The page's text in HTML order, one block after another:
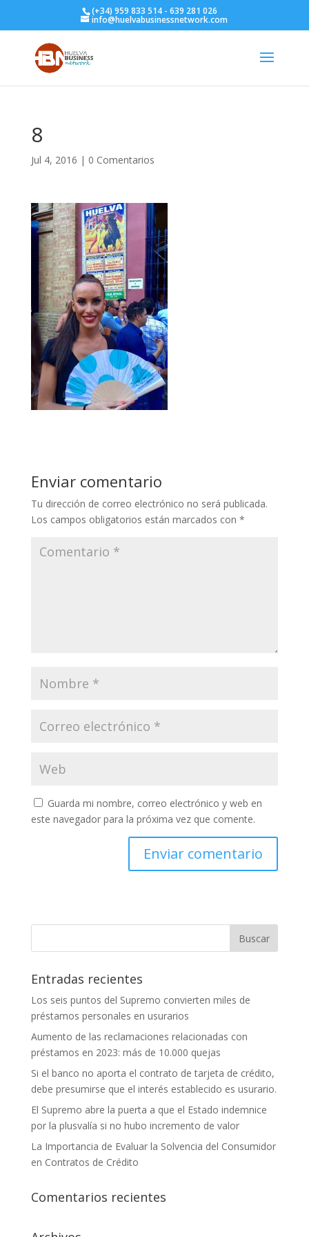
(+34) 959 833 514 - 639 281 026
info@huelvabusinessnetwork.com
8
Jul 4, 2016 | 0 Comentarios
Enviar comentario
Tu dirección de correo electrónico no será publicada.
Los campos obligatorios están marcados con *
Guarda mi nombre, correo electrónico y web en
este navegador para la próxima vez que comente.
Entradas recientes
Los seis puntos del Supremo convierten miles de
préstamos personales en usurarios
Aumento de las reclamaciones relacionadas con
préstamos en 2023: más de 10.000 quejas
Si el banco no aporta el contrato de tarjeta de crédito,
debe presumirse que el interés establecido es usurario.
El Supremo abre la puerta a que el Estado indemnice
por la plusvalía si no hubo incremento de valor
La Importancia de Evaluar la Solvencia del Consumidor
en Contratos de Crédito
Comentarios recientes